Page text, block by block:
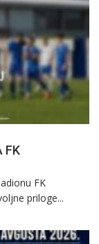
FK
FK
priloge...